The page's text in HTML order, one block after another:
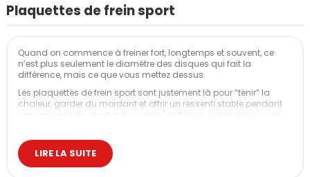
Plaquettes de frein sport
Quand on commence à freiner fort, longtemps et souvent, ce
n’est plus seulement le diamètre des disques qui fait la
différence, mais ce que vous mettez dessus.
Les plaquettes de frein sport sont justement là pour “tenir” la
chaleur, garder du mordant et offrir un ressenti stable pendant
vos sessions de sport automobile (drift loisir, rallye régional, en
Les différentes plaquettes de frein : standard,
sport et racing
LIRE LA SUITE